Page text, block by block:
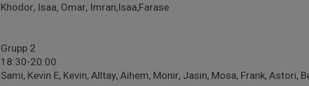
Khodor, Isaa, Omar, Imran,Isaa,Farase
Grupp 2
18:30-20:00
Sami, Kevin E, Kevin, Alltay, Aihem, Monir, Jasin, Mosa, Frank, Astori,